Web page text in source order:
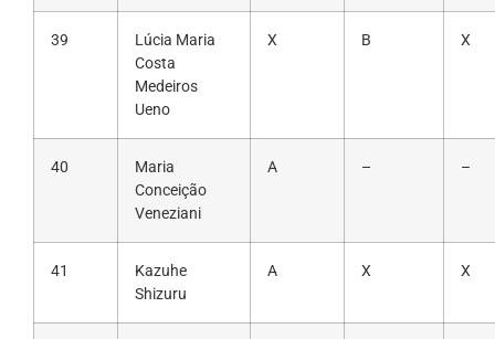
39
Lúcia Maria
Costa
Medeiros
Ueno
X B X
40
Maria
Conceição
Veneziani
A – –
41
Kazuhe
Shizuru
A X X